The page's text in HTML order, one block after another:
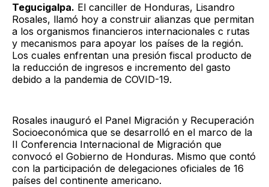
Tegucigalpa. El canciller de Honduras, Lisandro
Rosales, llamó hoy a construir alianzas que permitan
a los organismos financieros internacionales c rutas
y mecanismos para apoyar los países de la región.
Los cuales enfrentan una presión fiscal producto de
la reducción de ingresos e incremento del gasto
debido a la pandemia de COVID-19.
Rosales inauguró el Panel Migración y Recuperación
Socioeconómica que se desarrolló en el marco de la
II Conferencia Internacional de Migración que
convocó el Gobierno de Honduras. Mismo que contó
con la participación de delegaciones oficiales de 16
países del continente americano.